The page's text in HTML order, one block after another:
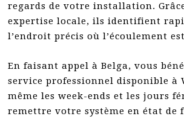
regards de votre installation.
expertise locale, ils identifient
l’endroit précis où l’écoulement
En faisant appel à Belga, vous
service professionnel disponible à
même les week-ends et les jours
remettre votre système en état de